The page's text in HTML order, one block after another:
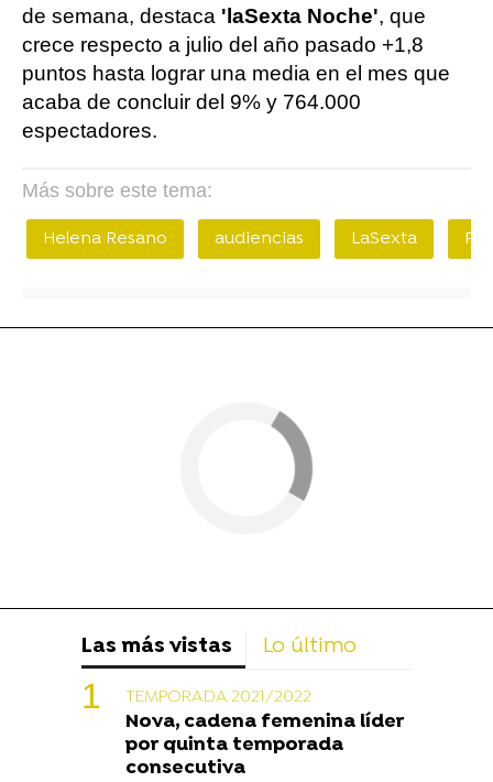
de semana, destaca 'laSexta Noche', que
crece respecto a julio del año pasado +1,8
puntos hasta lograr una media en el mes que
acaba de concluir del 9% y 764.000
espectadores.
Más sobre este tema:
Helena Resano audiencias LaSexta
Las más vistas Lo último
TEMPORADA 2021/2022
Nova, cadena femenina líder
por quinta temporada
consecutiva